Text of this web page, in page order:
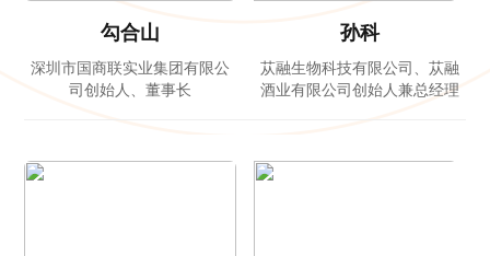
勾合山
深圳市国商联实业集团有限公
司创始人、董事长
孙科
苁融生物科技有限公司、苁融
酒业有限公司创始人兼总经理